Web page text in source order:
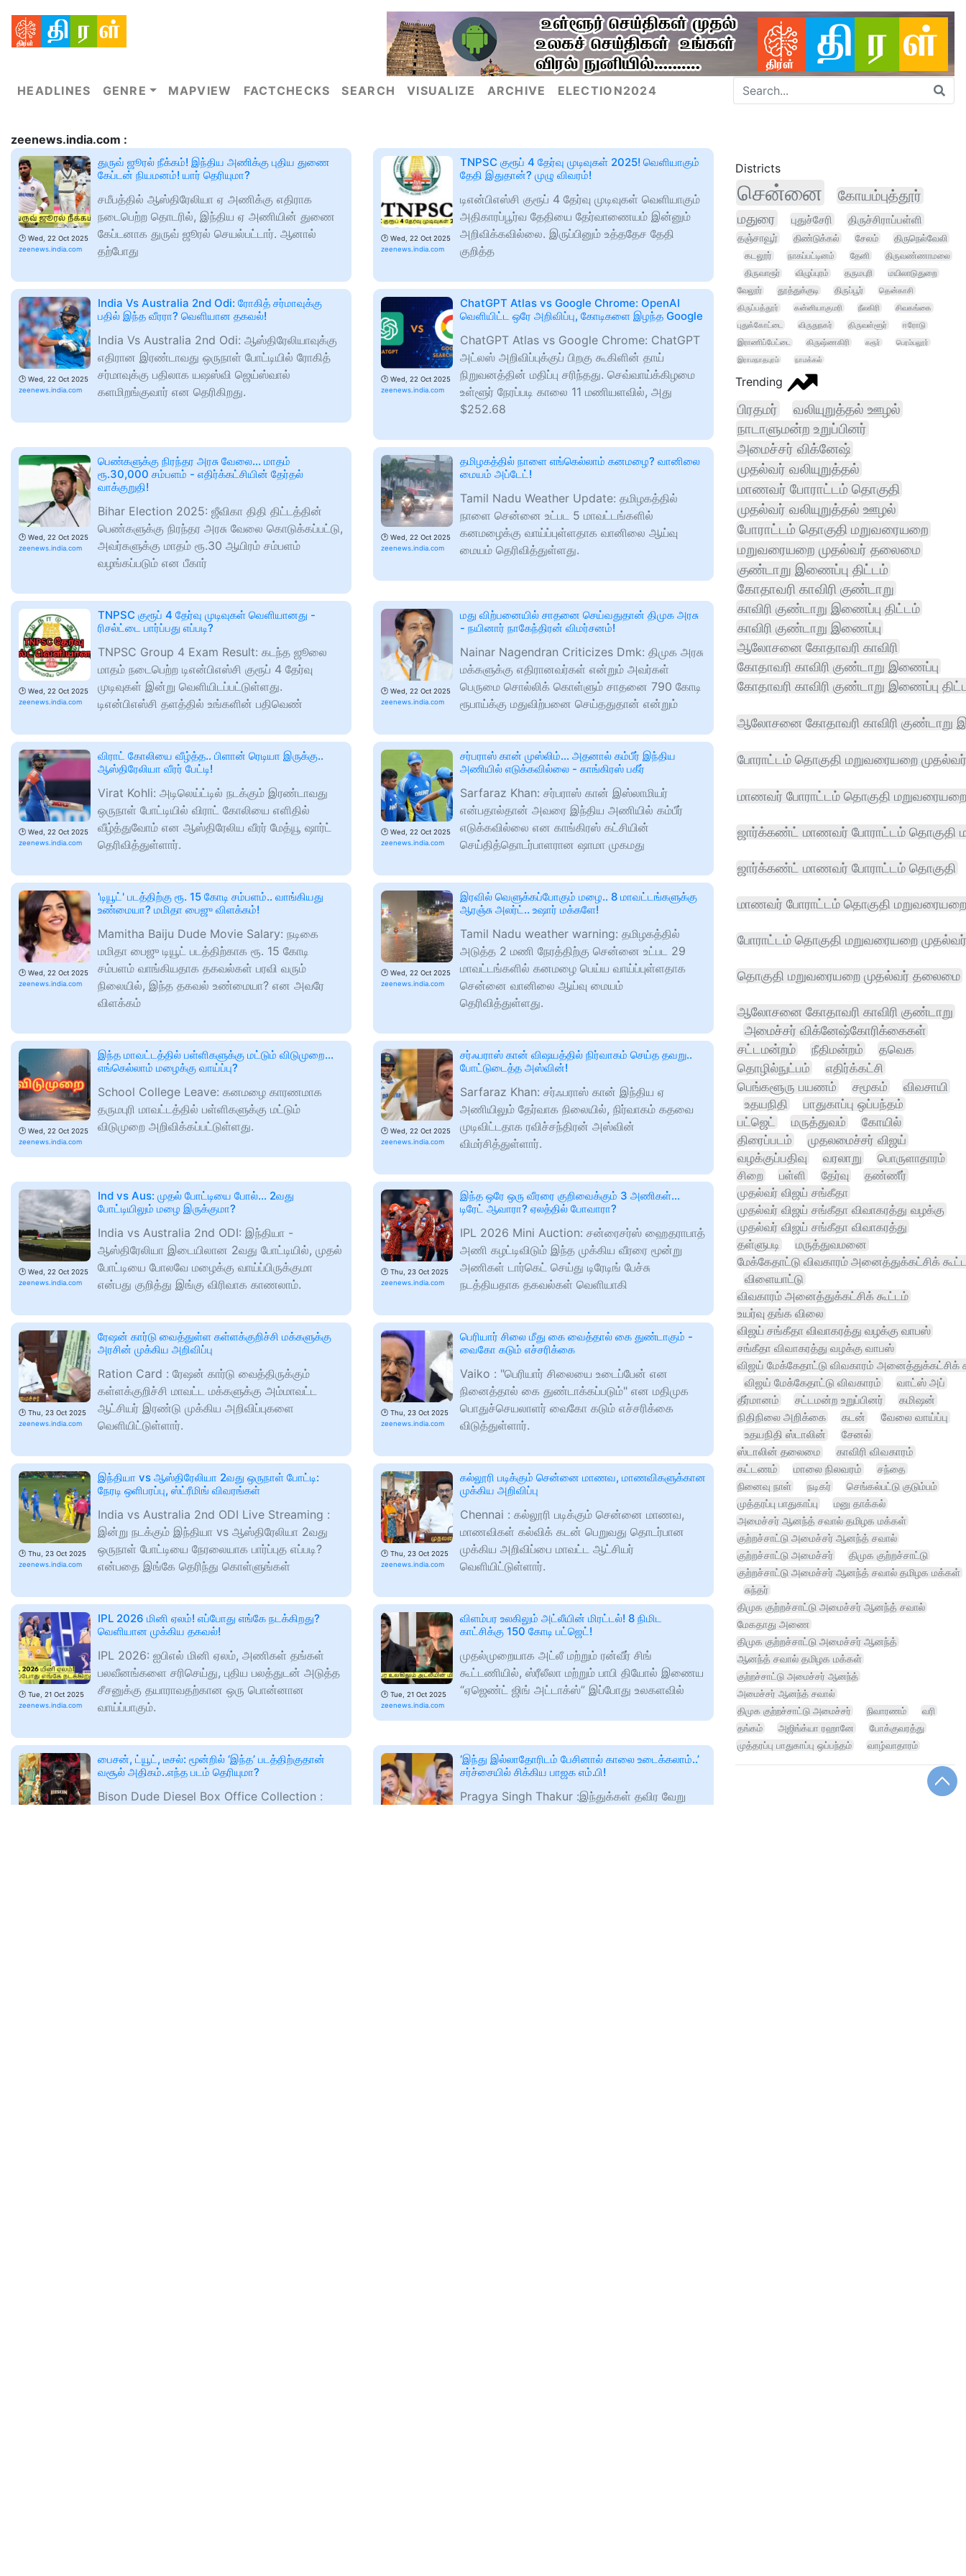
HEADLINES GENRE MAPVIEW FACTCHECKS SEARCH VISUALIZE ARCHIVE ELECTION2024
zeenews.india.com :
🕑 Wed, 22 Oct 2025
zeenews.india.com
துருவ் ஜூரல் நீக்கம்! இந்திய அணிக்கு புதிய துணை
கேப்டன் நியமனம்! யார் தெரியுமா?
சமீபத்தில் ஆஸ்திரேலியா ஏ அணிக்கு எதிராக
நடைபெற்ற தொடரில், இந்திய ஏ அணியின் துணை
கேப்டனாக துருவ் ஜூரல் செயல்பட்டார். ஆனால்
தற்போது
🕑 Wed, 22 Oct 2025
zeenews.india.com
TNPSC குரூப் 4 தேர்வு முடிவுகள் 2025! வெளியாகும்
தேதி இதுதான்? முழு விவரம்!
டிஎன்பிஎஸ்சி குரூப் 4 தேர்வு முடிவுகள் வெளியாகும்
அதிகாரப்பூர்வ தேதியை தேர்வாணையம் இன்னும்
அறிவிக்கவில்லை. இருப்பினும் உத்ததேச தேதி
குறித்த
🕑 Wed, 22 Oct 2025
zeenews.india.com
India Vs Australia 2nd Odi: ரோகித் சர்மாவுக்கு
பதில் இந்த வீரரா? வெளியான தகவல்!
India Vs Australia 2nd Odi: ஆஸ்திரேலியாவுக்கு
எதிரான இரண்டாவது ஒருநாள் போட்டியில் ரோகித்
சர்மாவுக்கு பதிலாக யஷஸ்வி ஜெய்ஸ்வால்
களமிறங்குவார் என தெரிகிறது.
🕑 Wed, 22 Oct 2025
zeenews.india.com
ChatGPT Atlas vs Google Chrome: OpenAI
வெளியிட்ட ஒரே அறிவிப்பு, கோடிகளை இழந்த Google
ChatGPT Atlas vs Google Chrome: ChatGPT
அட்லஸ் அறிவிப்புக்குப் பிறகு கூகிளின் தாய்
நிறுவனத்தின் மதிப்பு சரிந்தது. செவ்வாய்க்கிழமை
உள்ளூர் நேரப்படி காலை 11 மணியளவில், அது
$252.68
🕑 Wed, 22 Oct 2025
zeenews.india.com
பெண்களுக்கு நிரந்தர அரசு வேலை... மாதம்
ரூ.30,000 சம்பளம் - எதிர்க்கட்சியின் தேர்தல்
வாக்குறுதி!
Bihar Election 2025: ஜீவிகா திதி திட்டத்தின்
பெண்களுக்கு நிரந்தர அரசு வேலை கொடுக்கப்பட்டு,
அவர்களுக்கு மாதம் ரூ.30 ஆயிரம் சம்பளம்
வழங்கப்படும் என பீகார்
🕑 Wed, 22 Oct 2025
zeenews.india.com
தமிழகத்தில் நாளை எங்கெல்லாம் கனமழை? வானிலை
மையம் அப்டேட்!
Tamil Nadu Weather Update: தமிழகத்தில்
நாளை சென்னை உட்பட 5 மாவட்டங்களில்
கனமழைக்கு வாய்ப்புள்ளதாக வானிலை ஆய்வு
மையம் தெரிவித்துள்ளது.
🕑 Wed, 22 Oct 2025
zeenews.india.com
TNPSC குரூப் 4 தேர்வு முடிவுகள் வெளியானது -
ரிசல்ட்டை பார்ப்பது எப்படி?
TNPSC Group 4 Exam Result: கடந்த ஜூலை
மாதம் நடைபெற்ற டிஎன்பிஎஸ்சி குரூப் 4 தேர்வு
முடிவுகள் இன்று வெளியிடப்பட்டுள்ளது.
டிஎன்பிஎஸ்சி தளத்தில் உங்களின் பதிவெண்
🕑 Wed, 22 Oct 2025
zeenews.india.com
மது விற்பனையில் சாதனை செய்வதுதான் திமுக அரசு
- நயினார் நாகேந்திரன் விமர்சனம்!
Nainar Nagendran Criticizes Dmk: திமுக அரசு
மக்களுக்கு எதிரானவர்கள் என்றும் அவர்கள்
பெருமை சொல்லிக் கொள்ளும் சாதனை 790 கோடி
ரூபாய்க்கு மதுவிற்பனை செய்ததுதான் என்றும்
🕑 Wed, 22 Oct 2025
zeenews.india.com
விராட் கோலியை வீழ்த்த.. பிளான் ரெடியா இருக்கு..
ஆஸ்திரேலியா வீரர் பேட்டி!
Virat Kohli: அடிலெய்ட்டில் நடக்கும் இரண்டாவது
ஒருநாள் போட்டியில் விராட் கோலியை எளிதில்
வீழ்த்துவோம் என ஆஸ்திரேலிய வீரர் மேத்யூ ஷார்ட்
தெரிவித்துள்ளார்.
🕑 Wed, 22 Oct 2025
zeenews.india.com
சர்பராஸ் கான் முஸ்லிம்... அதனால் கம்பீர் இந்திய
அணியில் எடுக்கவில்லை - காங்கிரஸ் பகீர்
Sarfaraz Khan: சர்பராஸ் கான் இஸ்லாமியர்
என்பதால்தான் அவரை இந்திய அணியில் கம்பீர்
எடுக்கவில்லை என காங்கிரஸ் கட்சியின்
செய்தித்தொடர்பாளரான ஷாமா முகமது
🕑 Wed, 22 Oct 2025
zeenews.india.com
'டியூட்' படத்திற்கு ரூ. 15 கோடி சம்பளம்.. வாங்கியது
உண்மையா? மமிதா பைஜு விளக்கம்!
Mamitha Baiju Dude Movie Salary: நடிகை
மமிதா பைஜு டியூட் படத்திற்காக ரூ. 15 கோடி
சம்பளம் வாங்கியதாக தகவல்கள் பரவி வரும்
நிலையில், இந்த தகவல் உண்மையா? என அவரே
விளக்கம்
🕑 Wed, 22 Oct 2025
zeenews.india.com
இரவில் வெளுக்கப்போகும் மழை.. 8 மாவட்டங்களுக்கு
ஆரஞ்சு அலர்ட்.. உஷார் மக்களே!
Tamil Nadu weather warning: தமிழகத்தில்
அடுத்த 2 மணி நேரத்திற்கு சென்னை உட்பட 29
மாவட்டங்களில் கனமழை பெய்ய வாய்ப்புள்ளதாக
சென்னை வானிலை ஆய்வு மையம்
தெரிவித்துள்ளது.
🕑 Wed, 22 Oct 2025
zeenews.india.com
இந்த மாவட்டத்தில் பள்ளிகளுக்கு மட்டும் விடுமுறை...
எங்கெல்லாம் மழைக்கு வாய்ப்பு?
School College Leave: கனமழை காரணமாக
தருமபுரி மாவட்டத்தில் பள்ளிகளுக்கு மட்டும்
விடுமுறை அறிவிக்கப்பட்டுள்ளது.
🕑 Wed, 22 Oct 2025
zeenews.india.com
சர்ஃபராஸ் கான் விஷயத்தில் நிர்வாகம் செய்த தவறு..
போட்டுடைத்த அஸ்வின்!
Sarfaraz Khan: சர்ஃபராஸ் கான் இந்திய ஏ
அணியிலும் தேர்வாக நிலையில், நிர்வாகம் கதவை
முடிவிட்டதாக ரவிச்சந்திரன் அஸ்வின்
விமர்சித்துள்ளார்.
🕑 Wed, 22 Oct 2025
zeenews.india.com
Ind vs Aus: முதல் போட்டியை போல்... 2வது
போட்டியிலும் மழை இருக்குமா?
India vs Australia 2nd ODI: இந்தியா -
ஆஸ்திரேலியா இடையிலான 2வது போட்டியில், முதல்
போட்டியை போலவே மழைக்கு வாய்ப்பிருக்குமா
என்பது குறித்து இங்கு விரிவாக காணலாம்.
🕑 Thu, 23 Oct 2025
zeenews.india.com
இந்த ஒரே ஒரு வீரரை குறிவைக்கும் 3 அணிகள்...
டிரேட் ஆவாரா? ஏலத்தில் போவாரா?
IPL 2026 Mini Auction: சன்ரைசர்ஸ் ஹைதராபாத்
அணி கழட்டிவிடும் இந்த முக்கிய வீரரை மூன்று
அணிகள் டார்கெட் செய்து டிரேடிங் பேச்சு
நடத்தியதாக தகவல்கள் வெளியாகி
🕑 Thu, 23 Oct 2025
zeenews.india.com
ரேஷன் கார்டு வைத்துள்ள கள்ளக்குறிச்சி மக்களுக்கு
அரசின் முக்கிய அறிவிப்பு
Ration Card : ரேஷன் கார்டு வைத்திருக்கும்
கள்ளக்குறிச்சி மாவட்ட மக்களுக்கு அம்மாவட்ட
ஆட்சியர் இரண்டு முக்கிய அறிவிப்புகளை
வெளியிட்டுள்ளார்.
🕑 Thu, 23 Oct 2025
zeenews.india.com
பெரியார் சிலை மீது கை வைத்தால் கை துண்டாகும் -
வைகோ கடும் எச்சரிக்கை
Vaiko : "பெரியார் சிலையை உடைப்பேன் என
நினைத்தால் கை துண்டாக்கப்படும்" என மதிமுக
பொதுச்செயலாளர் வைகோ கடும் எச்சரிக்கை
விடுத்துள்ளார்.
🕑 Thu, 23 Oct 2025
zeenews.india.com
இந்தியா vs ஆஸ்திரேலியா 2வது ஒருநாள் போட்டி:
நேரடி ஒளிபரப்பு, ஸ்ட்ரீமிங் விவரங்கள்
India vs Australia 2nd ODI Live Streaming :
இன்று நடக்கும் இந்தியா vs ஆஸ்திரேலியா 2வது
ஒருநாள் போட்டியை நேரலையாக பார்ப்புத எப்படி?
என்பதை இங்கே தெரிந்து கொள்ளுங்கள்
🕑 Thu, 23 Oct 2025
zeenews.india.com
கல்லூரி படிக்கும் சென்னை மாணவ, மாணவிகளுக்கான
முக்கிய அறிவிப்பு
Chennai : கல்லூரி படிக்கும் சென்னை மாணவ,
மாணவிகள் கல்விக் கடன் பெறுவது தொடர்பான
முக்கிய அறிவிப்பை மாவட்ட ஆட்சியர்
வெளியிட்டுள்ளார்.
🕑 Tue, 21 Oct 2025
zeenews.india.com
IPL 2026 மினி ஏலம்! எப்போது எங்கே நடக்கிறது?
வெளியான முக்கிய தகவல்!
IPL 2026: ஐபிஎல் மினி ஏலம், அணிகள் தங்கள்
பலவீனங்களை சரிசெய்து, புதிய பலத்துடன் அடுத்த
சீசனுக்கு தயாராவதற்கான ஒரு பொன்னான
வாய்ப்பாகும்.
🕑 Tue, 21 Oct 2025
zeenews.india.com
விளம்பர உலகிலும் அட்லீயின் மிரட்டல்! 8 நிமிட
காட்சிக்கு 150 கோடி பட்ஜெட்!
முதல்முறையாக அட்லீ மற்றும் ரன்வீர் சிங்
கூட்டணியில், ஸ்ரீலீலா மற்றும் பாபி தியோல் இணைய
“ஏஜெண்ட் ஜிங் அட்டாக்ஸ்” இப்போது உலகளவில்
பைசன், ட்யூட், டீசல்: மூன்றில் ‘இந்த’ படத்திற்குதான்
வசூல் அதிகம்..எந்த படம் தெரியுமா?
Bison Dude Diesel Box Office Collection :
‘இந்து இல்லாதோரிடம் பேசினால் காலை உடைக்கலாம்..’
சர்ச்சையில் சிக்கிய பாஜக எம்.பி!
Pragya Singh Thakur :இந்துக்கள் தவிர வேறு
Districts
சென்னை
கோயம்புத்தூர்
மதுரை
புதுச்சேரி திருச்சிராப்பள்ளி
தஞ்சாவூர் திண்டுக்கல் சேலம் திருநெல்வேலி
கடலூர் நாகப்பட்டினம் தேனி திருவண்ணாமலை
திருவாரூர் விழுப்புரம் தருமபுரி
மயிலாடுதுறை
வேலூர்
தூத்துக்குடி திருப்பூர்
தென்காசி
திருப்பத்தூர்
கன்னியாகுமரி நீலகிரி
சிவகங்கை
புதுக்கோட்டை
விருதுநகர் திருவள்ளூர்
ஈரோடு
இராணிப்பேட்டை
கிருஷ்ணகிரி கரூர்
பெரம்பலூர்
இராமநாதபுரம்
நாமக்கல்
Trending
பிரதமர் வலியுறுத்தல் ஊழல்
நாடாளுமன்ற உறுப்பினர்
அமைச்சர் விக்னேஷ்
முதல்வர் வலியுறுத்தல்
மாணவர் போராட்டம் தொகுதி
முதல்வர் வலியுறுத்தல் ஊழல்
போராட்டம் தொகுதி மறுவரையறை
மறுவரையறை முதல்வர் தலைமை
குண்டாறு இணைப்பு திட்டம்
கோதாவரி காவிரி குண்டாறு
காவிரி குண்டாறு இணைப்பு திட்டம்
காவிரி குண்டாறு இணைப்பு
ஆலோசனை கோதாவரி காவிரி
கோதாவரி காவிரி குண்டாறு இணைப்பு
கோதாவரி காவிரி குண்டாறு இணைப்பு
ஆலோசனை கோதாவரி காவிரி குண்டாறு
போராட்டம் தொகுதி மறுவரையறை
மாணவர் போராட்டம் தொகுதி
ஜார்க்கண்ட் மாணவர் போராட்டம் தொகுதி
ஜார்க்கண்ட் மாணவர் போராட்டம் தொகுதி
மாணவர் போராட்டம் தொகுதி மறுவரையறை
போராட்டம் தொகுதி மறுவரையறை முதல்வர்
தொகுதி மறுவரையறை முதல்வர் தலைமை
ஆலோசனை கோதாவரி காவிரி குண்டாறு
அமைச்சர் விக்னேஷ்கோரிக்கைகள்
சட்டமன்றம்
நீதிமன்றம்
தவெக
தொழில்நுட்பம்
எதிர்க்கட்சி
பெங்களூரு பயணம்
சமூகம் விவசாயி
உதயநிதி
பாதுகாப்பு ஒப்பந்தம்
பட்ஜெட்
மருத்துவம்
கோயில்
திரைப்படம்
முதலமைச்சர் விஜய்
வழக்குப்பதிவு
வரலாறு
பொருளாதாரம்
சிறை
பள்ளி தேர்வு
தண்ணீர்
முதல்வர் விஜய் சங்கீதா
முதல்வர் விஜய் சங்கீதா விவாகரத்து வழக்கு
முதல்வர் விஜய் சங்கீதா விவாகரத்து
தள்ளுபடி
மருத்துவமனை
மேக்கேதாட்டு விவகாரம் அனைத்துக்கட்சிக்
விளையாட்டு
விவகாரம் அனைத்துக்கட்சிக் கூட்டம்
உயர்வு தங்க விலை
விஜய் சங்கீதா விவாகரத்து வழக்கு வாபஸ்
சங்கீதா விவாகரத்து வழக்கு வாபஸ்
விஜய் மேக்கேதாட்டு விவகாரம் அனைத்துக்கட்சிக்
விஜய் மேக்கேதாட்டு விவகாரம்
வாட்ஸ் அப்
தீர்மானம்
சட்டமன்ற உறுப்பினர்
கமிஷன்
நிதிநிலை அறிக்கை
கடன்
வேலை வாய்ப்பு
உதயநிதி ஸ்டாலின்
சேனல்
ஸ்டாலின் தலைமை
காவிரி விவகாரம்
கட்டணம்
மாலை நிலவரம்
சந்தை
நினைவு நாள்
நடிகர்
செங்கல்பட்டு குடும்பம்
முத்தரப்பு பாதுகாப்பு
மனு தாக்கல்
அமைச்சர் ஆனந்த் சவால் தமிழக மக்கள்
குற்றச்சாட்டு அமைச்சர் ஆனந்த் சவால்
குற்றச்சாட்டு அமைச்சர்
திமுக குற்றச்சாட்டு
குற்றச்சாட்டு அமைச்சர் ஆனந்த் சவால் தமிழக மக்கள்
சுந்தர்
திமுக குற்றச்சாட்டு அமைச்சர் ஆனந்த் சவால்
மேகதாது அணை
திமுக குற்றச்சாட்டு அமைச்சர் ஆனந்த்
ஆனந்த் சவால் தமிழக மக்கள்
குற்றச்சாட்டு அமைச்சர் ஆனந்த்
அமைச்சர் ஆனந்த் சவால்
திமுக குற்றச்சாட்டு அமைச்சர்
நிவாரணம்
வரி
தங்கம்
அஜிங்க்யா ரஹானே
போக்குவரத்து
முத்தரப்பு பாதுகாப்பு ஒப்பந்தம்
வாழ்வாதாரம்